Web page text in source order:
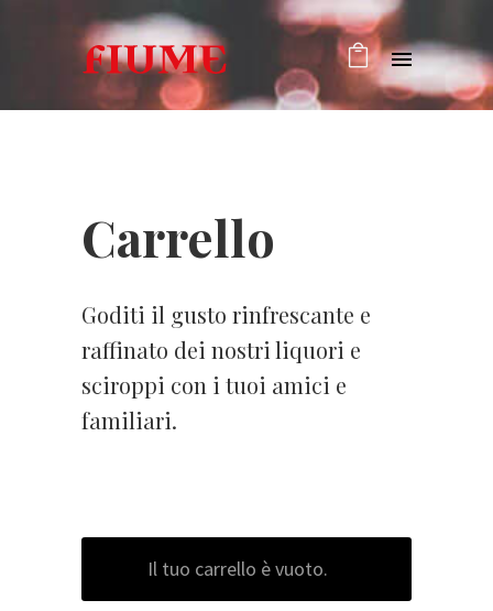
Carrello
Goditi il gusto rinfrescante e
raffinato dei nostri liquori e
sciroppi con i tuoi amici e
familiari.
Il tuo carrello è vuoto.